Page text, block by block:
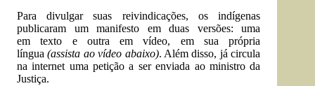
Para divulgar suas reivindicações, os indígenas
publicaram um manifesto em duas versões: uma
emtexto e outra em vídeo, em sua própria
língua(assista ao vídeo abaixo). Além disso, já circula
na internet umapetição a ser enviada ao ministro da
Justiça.